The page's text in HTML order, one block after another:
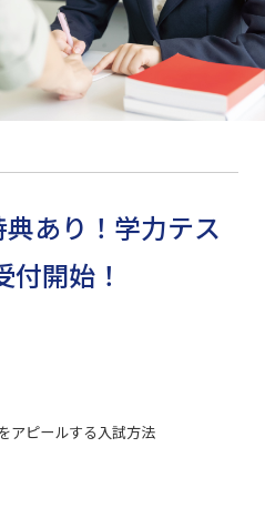
あり！学力テス
付開始！
アピールする入試方法